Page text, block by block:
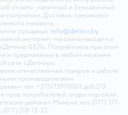
оплаты: наличный и безналичный
получении. Доставка: самовывоз
магазина.
продавца: info@detmir.by
интернет-магазина находится
БЕЛ». Потребитель при этом
и предложения в любом магазине
сети «Детмир».
отечественных товаров и работе
производителями
тел. +375173970001 доб.213
потребителей: отдел торговли
района г. Минска, тел. (017) 377-
(017) 318-13-33.